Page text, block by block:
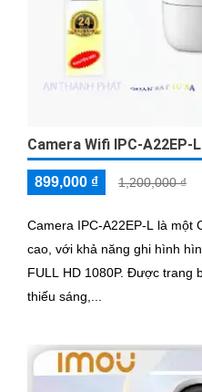
Camera Wifi IPC-A22EP-L
899,000 ₫ 1,200,000 ₫
Camera IPC-A22EP-L là một
cao, với khả năng ghi hình
FULL HD 1080P. Được trang bị công nghệ xử lý hình ảnh
thiếu sáng,...